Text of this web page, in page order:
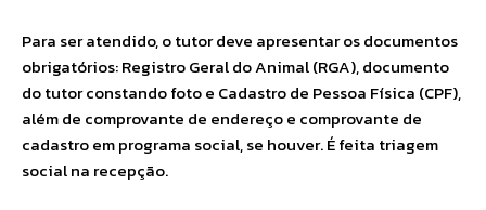
Para ser atendido, o tutor deve apresentar os documentos
obrigatórios: Registro Geral do Animal (RGA), documento
do tutor constando foto e Cadastro de Pessoa Física (CPF),
além de comprovante de endereço e comprovante de
cadastro em programa social, se houver. É feita triagem
social na recepção.